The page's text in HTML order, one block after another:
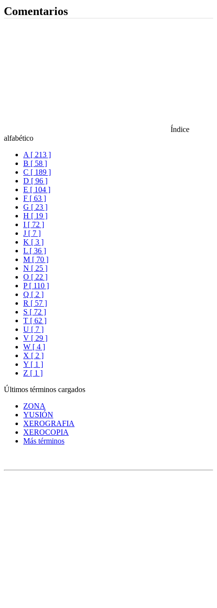
Comentarios
Índice
alfabético
A [ 213 ]
B [ 58 ]
C [ 189 ]
D [ 96 ]
E [ 104 ]
F [ 63 ]
G [ 23 ]
H [ 19 ]
I [ 72 ]
J [ 7 ]
K [ 3 ]
L [ 36 ]
M [ 70 ]
N [ 25 ]
O [ 22 ]
P [ 110 ]
Q [ 2 ]
R [ 57 ]
S [ 72 ]
T [ 62 ]
U [ 7 ]
V [ 29 ]
W [ 4 ]
X [ 2 ]
Y [ 1 ]
Z [ 1 ]
Últimos términos cargados
ZONA
YUSIÓN
XEROGRAFIA
XEROCOPIA
Más términos